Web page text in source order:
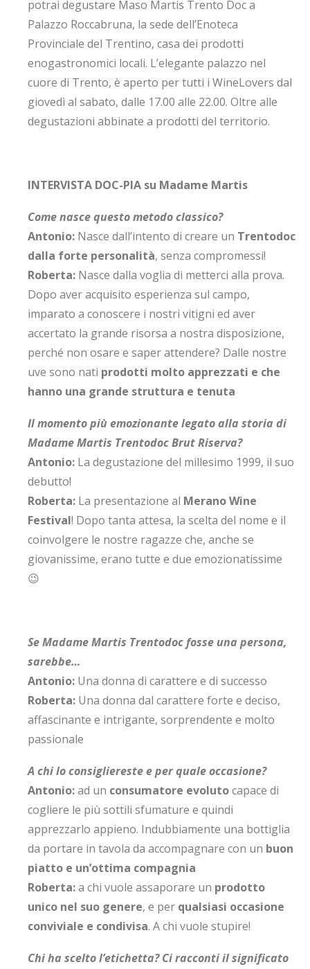
potrai degustare Maso Martis Trento Doc a
Palazzo Roccabruna, la sede dell’Enoteca
Provinciale del Trentino, casa dei prodotti
enogastronomici locali. L’elegante palazzo nel
cuore di Trento, è aperto per tutti i WineLovers dal
giovedì al sabato, dalle 17.00 alle 22.00. Oltre alle
degustazioni abbinate a prodotti del territorio.
INTERVISTA DOC-PIA su Madame Martis
Come nasce questo metodo classico?
Antonio: Nasce dall’intento di creare un Trentodoc
dalla forte personalità, senza compromessi!
Roberta: Nasce dalla voglia di metterci alla prova.
Dopo aver acquisito esperienza sul campo,
imparato a conoscere i nostri vitigni ed aver
accertato la grande risorsa a nostra disposizione,
perché non osare e saper attendere? Dalle nostre
uve sono nati prodotti molto apprezzati e che
hanno una grande struttura e tenuta
Il momento più emozionante legato alla storia di
Madame Martis Trentodoc Brut Riserva?
Antonio: La degustazione del millesimo 1999, il suo
debutto!
Roberta: La presentazione al Merano Wine
Festival! Dopo tanta attesa, la scelta del nome e il
coinvolgere le nostre ragazze che, anche se
giovanissime, erano tutte e due emozionatissime
😉
Se Madame Martis Trentodoc fosse una persona,
sarebbe…
Antonio: Una donna di carattere e di successo
Roberta: Una donna dal carattere forte e deciso,
affascinante e intrigante, sorprendente e molto
passionale
A chi lo consigliereste e per quale occasione?
Antonio:ad un consumatore evolutocapace di
cogliere le più sottili sfumature e quindi
apprezzarlo appieno. Indubbiamente una bottiglia
da portare in tavola da accompagnare con un buon
piatto e un’ottima compagnia
Roberta:a chi vuole assaporare un prodotto
unico nel suo genere, e per qualsiasi occasione
conviviale e condivisa. A chi vuole stupire!
Chi ha scelto l’etichetta? Ci racconti il significato